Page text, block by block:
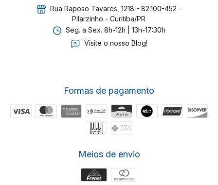
Rua Raposo Tavares, 1218 - 82.100-452 -
Pilarzinho - Curitiba/PR
Seg. a Sex. 8h-12h | 13h-17:30h
Visite o nosso Blog!
Formas de pagamento
Meios de envio